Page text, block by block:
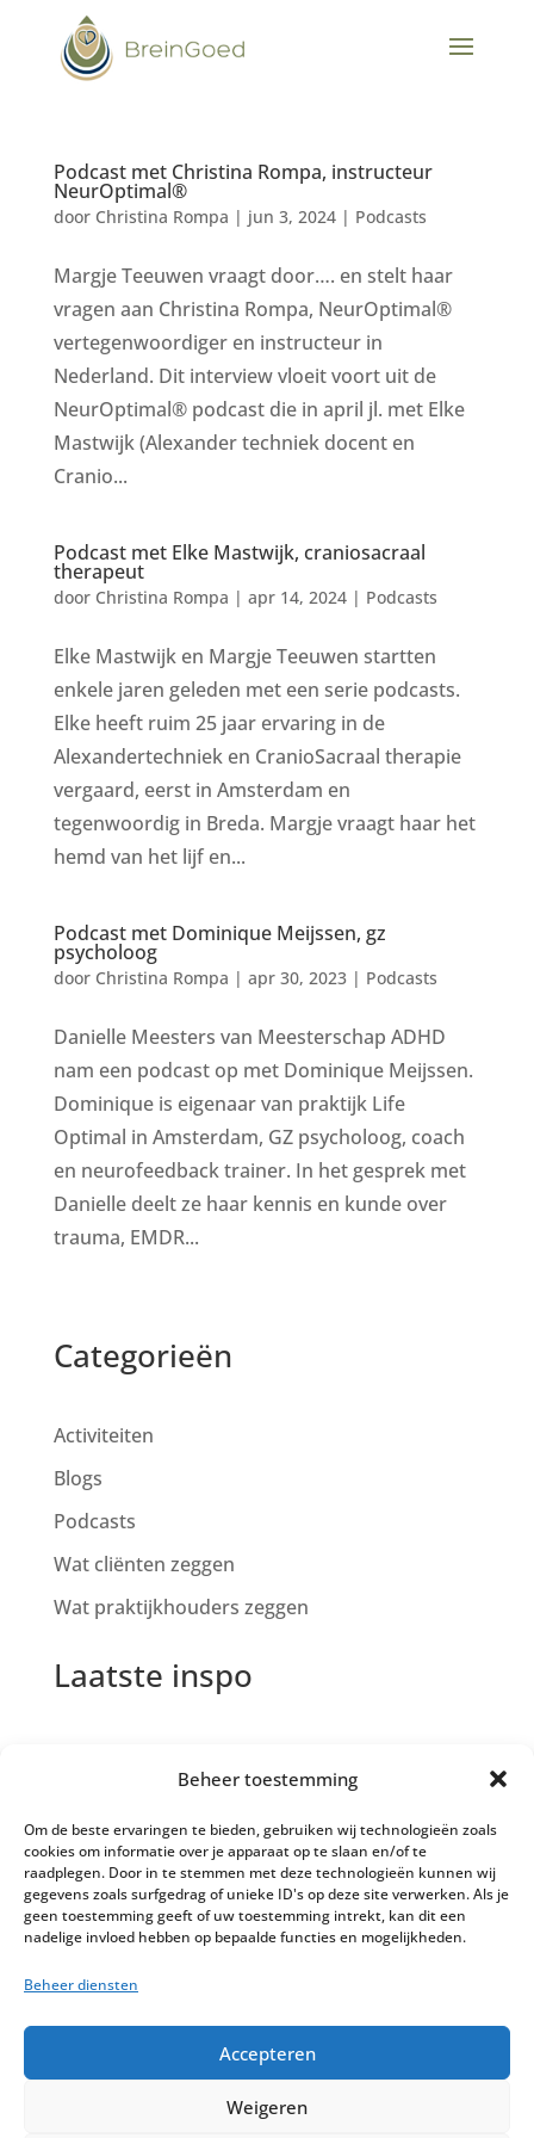
Beheer toestemming
Om de beste ervaringen te bieden, gebruiken wij technologieën zoals
cookies om informatie over je apparaat op te slaan en/of te
raadplegen. Door in te stemmen met deze technologieën kunnen wij
gegevens zoals surfgedrag of unieke ID's op deze site verwerken. Als je
geen toestemming geeft of uw toestemming intrekt, kan dit een
nadelige invloed hebben op bepaalde functies en mogelijkheden.
Beheer diensten
Accepteren
Weigeren
Podcast met Christina Rompa, instructeur
NeurOptimal®
door Christina Rompa | jun 3, 2024| Podcasts
Margje Teeuwen vraagt door…. en stelt haar
vragen aan Christina Rompa, NeurOptimal®
vertegenwoordiger en instructeur in
Nederland. Dit interview vloeit voort uit de
NeurOptimal® podcast die in april jl. met Elke
Mastwijk (Alexander techniek docent en
Cranio...
Podcast met Elke Mastwijk, craniosacraal
therapeut
door Christina Rompa | apr 14, 2024| Podcasts
Elke Mastwijk en Margje Teeuwen startten
enkele jaren geleden met een serie podcasts.
Elke heeft ruim 25 jaar ervaring in de
Alexandertechniek en CranioSacraal therapie
vergaard, eerst in Amsterdam en
tegenwoordig in Breda. Margje vraagt haar het
hemd van het lijf en...
Podcast met Dominique Meijssen, gz
psycholoog
door Christina Rompa | apr 30, 2023| Podcasts
Danielle Meesters van Meesterschap ADHD
nam een podcast op met Dominique Meijssen.
Dominique is eigenaar van praktijk Life
Optimal in Amsterdam, GZ psycholoog, coach
en neurofeedback trainer. In het gesprek met
Danielle deelt ze haar kennis en kunde over
trauma, EMDR...
Categorieën
Activiteiten
Blogs
Podcasts
Wat cliënten zeggen
Wat praktijkhouders zeggen
Laatste inspo
Voetnoten NeurOptimal® Podcast
Podcast met Christina Rompa, instructeur
NeurOptimal®
Podcast met Elke Mastwijk, craniosacraal
therapeut
Podcast met Dominique Meijssen, gz
psycholoog